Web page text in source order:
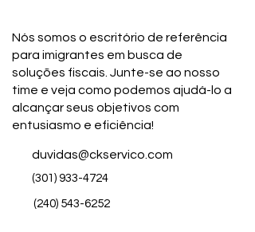
Nós somos o escritório de referência
para imigrantes em busca de
soluções fiscais. Junte-se ao nosso
time e veja como podemos ajudá-lo a
alcançar seus objetivos com
entusiasmo e eficiência!
duvidas@ckservico.com
(301) 933-4724
(240) 543-6252